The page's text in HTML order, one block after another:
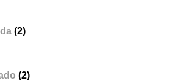
(2)
(2)